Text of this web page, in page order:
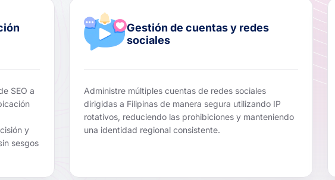
SEO a
y
sesgos
Gestión de cuentas y redes
sociales
Administre múltiples cuentas de redes sociales
dirigidas a Filipinas de manera segura utilizando IP
rotativos, reduciendo las prohibiciones y manteniendo
una identidad regional consistente.